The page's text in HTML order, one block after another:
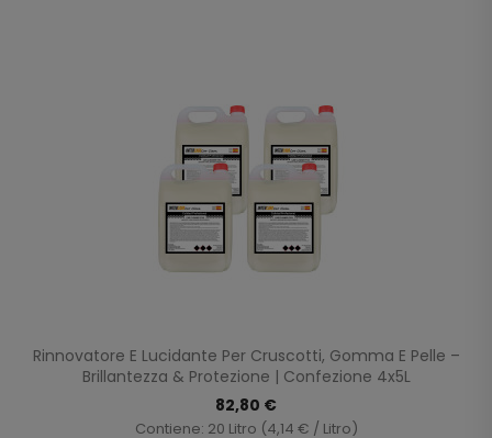
Rinnovatore E Lucidante Per Cruscotti, Gomma E Pelle –
Brillantezza & Protezione | Confezione 4x5L
82,80 €
Contiene: 20 Litro (4,14 € / Litro)